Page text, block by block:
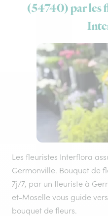
(54740) par les
Les fleuristes Interflora
Germonville. Bouquet de
7j/7, par un fleuriste à
et-Moselle vous guide
bouquet de fleurs.